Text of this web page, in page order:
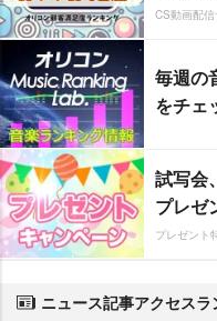
CS動画配
毎週の
をチェ
試写会
プレゼ
プレゼント
ニュース記事アクセスラ